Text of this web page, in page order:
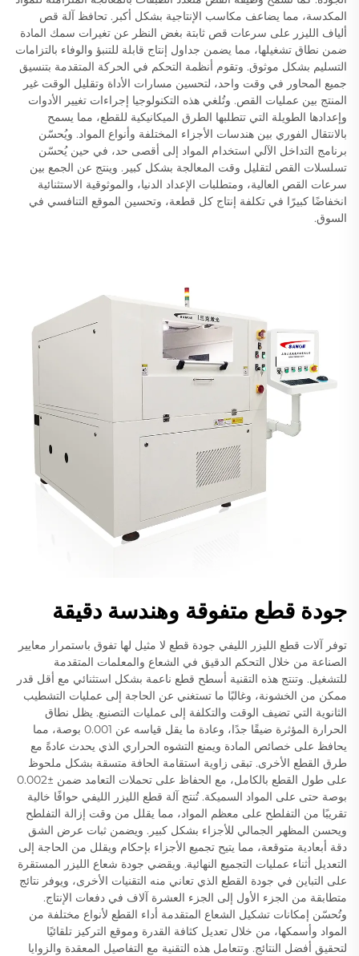
المكدسة، مما يضاعف مكاسب الإنتاجية بشكل أكبر. تحافظ آلة قص
ألياف الليزر على سرعات قص ثابتة بغض النظر عن تغيرات سمك المادة
ضمن نطاق تشغيلها، مما يضمن جداول إنتاج قابلة للتنبؤ والوفاء بالتزامات
التسليم بشكل موثوق. وتقوم أنظمة التحكم في الحركة المتقدمة بتنسيق
جميع المحاور في وقت واحد، لتحسين مسارات الأداة وتقليل الوقت غير
المنتج بين عمليات القص. وتُلغي هذه التكنولوجيا إجراءات تغيير الأدوات
وإعدادها الطويلة التي تتطلبها الطرق الميكانيكية للقطع، مما يسمح
بالانتقال الفوري بين هندسات الأجزاء المختلفة وأنواع المواد. ويُحسّن
برنامج التداخل الآلي استخدام المواد إلى أقصى حد، في حين يُحسّن
تسلسلات القص لتقليل وقت المعالجة بشكل كبير. وينتج عن الجمع بين
سرعات القص العالية، ومتطلبات الإعداد الدنيا، والموثوقية الاستثنائية
انخفاضًا كبيرًا في تكلفة إنتاج كل قطعة، وتحسين الموقع التنافسي في
السوق.
جودة قطع متفوقة وهندسة دقيقة
توفر آلات قطع الليزر الليفي جودة قطع لا مثيل لها تفوق باستمرار معايير
الصناعة من خلال التحكم الدقيق في الشعاع والمعلمات المتقدمة
للتشغيل. وتنتج هذه التقنية أسطح قطع ناعمة بشكل استثنائي مع أقل قدر
ممكن من الخشونة، وغالبًا ما تستغني عن الحاجة إلى عمليات التشطيب
الثانوية التي تضيف الوقت والتكلفة إلى عمليات التصنيع. يظل نطاق
الحرارة المؤثرة ضيقًا جدًا، وعادة ما يقل قياسه عن 0.001 بوصة، مما
يحافظ على خصائص المادة ويمنع التشوه الحراري الذي يحدث عادةً مع
طرق القطع الأخرى. تبقى زاوية استقامة الحافة متسقة بشكل ملحوظ
على طول القطع بالكامل، مع الحفاظ على تحملات التعامد ضمن ±0.002
بوصة حتى على المواد السميكة. تُنتج آلة قطع الليزر الليفي حوافًا خالية
تقريبًا من التفلطح على معظم المواد، مما يقلل من وقت إزالة التفلطح
ويحسن المظهر الجمالي للأجزاء بشكل كبير. ويضمن ثبات عرض الشق
دقة أبعادية متوقعة، مما يتيح تجميع الأجزاء بإحكام ويقلل من الحاجة إلى
التعديل أثناء عمليات التجميع النهائية. ويقضي جودة شعاع الليزر المستقرة
على التباين في جودة القطع الذي تعاني منه التقنيات الأخرى، ويوفر نتائج
متطابقة من الجزء الأول إلى الجزء العشرة آلاف في دفعات الإنتاج.
وتُحسّن إمكانات تشكيل الشعاع المتقدمة أداء القطع لأنواع مختلفة من
المواد وأسمكها، من خلال تعديل كثافة القدرة وموقع التركيز تلقائيًا
لتحقيق أفضل النتائج. وتتعامل هذه التقنية مع التفاصيل المعقدة والزوايا